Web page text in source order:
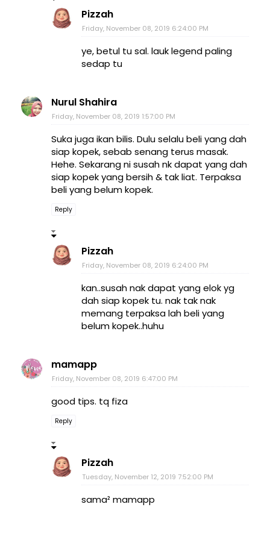
Pizzah
Friday, November 08, 2019 6:24:00 PM
ye, betul tu sal. lauk legend paling
sedap tu
Nurul Shahira
Friday, November 08, 2019 1:57:00 PM
Suka juga ikan bilis. Dulu selalu beli yang dah
siap kopek, sebab senang terus masak.
Hehe. Sekarang ni susah nk dapat yang dah
siap kopek yang bersih & tak liat. Terpaksa
beli yang belum kopek.
Reply
Pizzah
Friday, November 08, 2019 6:24:00 PM
kan..susah nak dapat yang elok yg
dah siap kopek tu. nak tak nak
memang terpaksa lah beli yang
belum kopek..huhu
mamapp
Friday, November 08, 2019 6:47:00 PM
good tips. tq fiza
Reply
Pizzah
Tuesday, November 12, 2019 7:52:00 PM
sama² mamapp